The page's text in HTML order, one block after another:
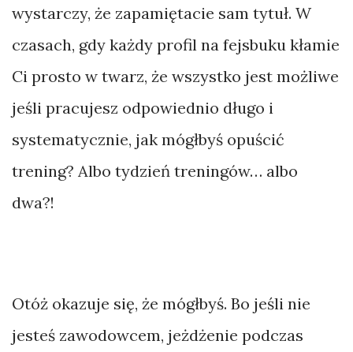
wystarczy, że zapamiętacie sam tytuł. W
czasach, gdy każdy profil na fejsbuku kłamie
Ci prosto w twarz, że wszystko jest możliwe
jeśli pracujesz odpowiednio długo i
systematycznie, jak mógłbyś opuścić
trening? Albo tydzień treningów… albo
dwa?!
Otóż okazuje się, że mógłbyś. Bo jeśli nie
jesteś zawodowcem, jeżdżenie podczas